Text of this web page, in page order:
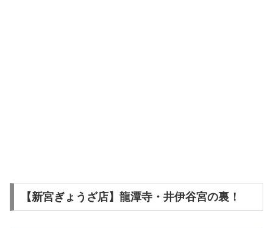
【新宮ぎょうざ店】龍潭寺・井伊谷宮の裏！